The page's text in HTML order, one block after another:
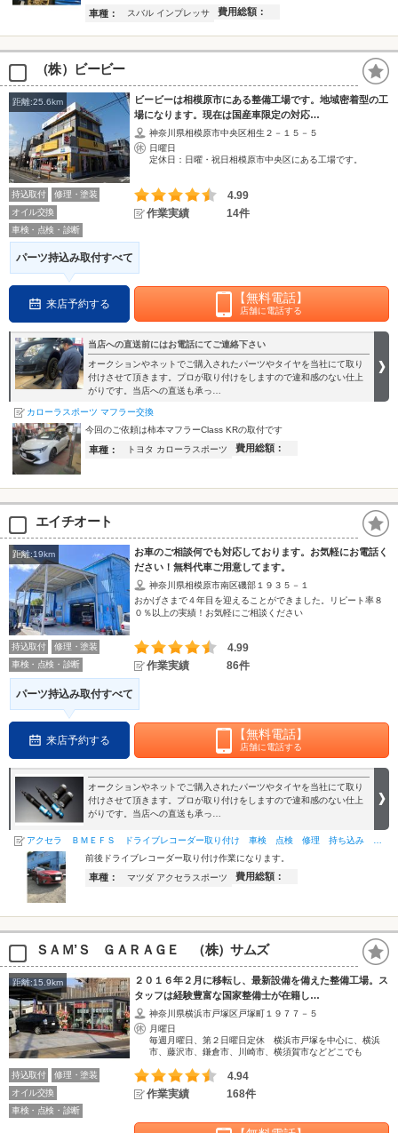
車種： スバル インプレッサ 費用総額：
（株）ビービー
距離:25.6km
ビービーは相模原市にある整備工場です。地域密着型の工
場になります。現在は国産車限定の対応…
神奈川県相模原市中央区相生２－１５－５
日曜日
定休日：日曜・祝日相模原市中央区にある工場です。
持込取付
修理・塗装
オイル交換
車検・点検・診断
4.99
作業実績
14件
パーツ持込み取付すべて
来店予約する 【無料電話】
店舗に電話する
当店への直送前にはお電話にてご連絡下さい
オークションやネットでご購入されたパーツやタイヤを当社にて取り
付けさせて頂きます。プロが取り付けをしますので違和感のない仕上
がりです。当店への直送も承っ…
カローラスポーツ マフラー交換
今回のご依頼は柿本マフラーClass KRの取付です
車種： トヨタ カローラスポーツ 費用総額：
エイチオート
距離:19km
お車のご相談何でも対応しております。お気軽にお電話く
ださい！無料代車ご用意してます。
神奈川県相模原市南区磯部１９３５－１
おかげさまで４年目を迎えることができました。リピート率８
０％以上の実績！お気軽にご相談ください
持込取付
修理・塗装
車検・点検・診断
4.99
作業実績
86件
パーツ持込み取付すべて
来店予約する 【無料電話】
店舗に電話する
オークションやネットでご購入されたパーツやタイヤを当社にて取り
付けさせて頂きます。プロが取り付けをしますので違和感のない仕上
がりです。当店への直送も承っ…
前後ドライブレコーダー取り付け作業になります。
車種： マツダ アクセラスポーツ 費用総額：
ＳＡＭ’Ｓ ＧＡＲＡＧＥ （株）サムズ
距離:15.9km
２０１６年２月に移転し、最新設備を備えた整備工場。ス
タッフは経験豊富な国家整備士が在籍し…
神奈川県横浜市戸塚区戸塚町１９７７－５
月曜日
毎週月曜日、第２日曜日定休 横浜市戸塚を中心に、横浜
市、藤沢市、鎌倉市、川崎市、横須賀市などどこでも
持込取付
修理・塗装
オイル交換
車検・点検・診断
4.94
作業実績
168件